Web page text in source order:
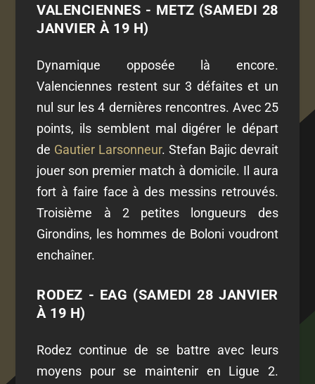
VALENCIENNES - METZ (SAMEDI 28
JANVIER À 19 H)
Dynamique opposée là encore.
Valenciennes restent sur 3 défaites et un
nul sur les 4 dernières rencontres. Avec 25
points, ils semblent mal digérer le départ
de Gautier Larsonneur. Stefan Bajic devrait
jouer son premier match à domicile. Il aura
fort à faire face à des messins retrouvés.
Troisième à 2 petites longueurs des
Girondins, les hommes de Boloni voudront
enchaîner.
RODEZ - EAG (SAMEDI 28 JANVIER
À 19 H)
Rodez continue de se battre avec leurs
moyens pour se maintenir en Ligue 2.